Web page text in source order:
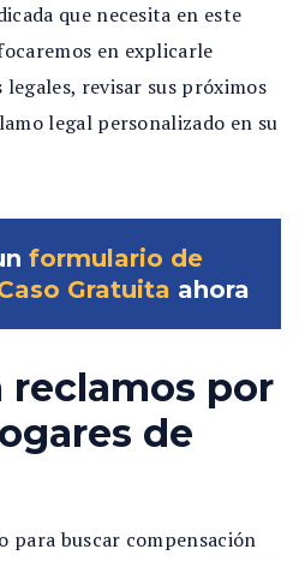
que necesita en este
en explicarle
revisar sus próximos
legal personalizado en su
formulario de
Gratuita ahora
reclamos por
de
buscar compensación